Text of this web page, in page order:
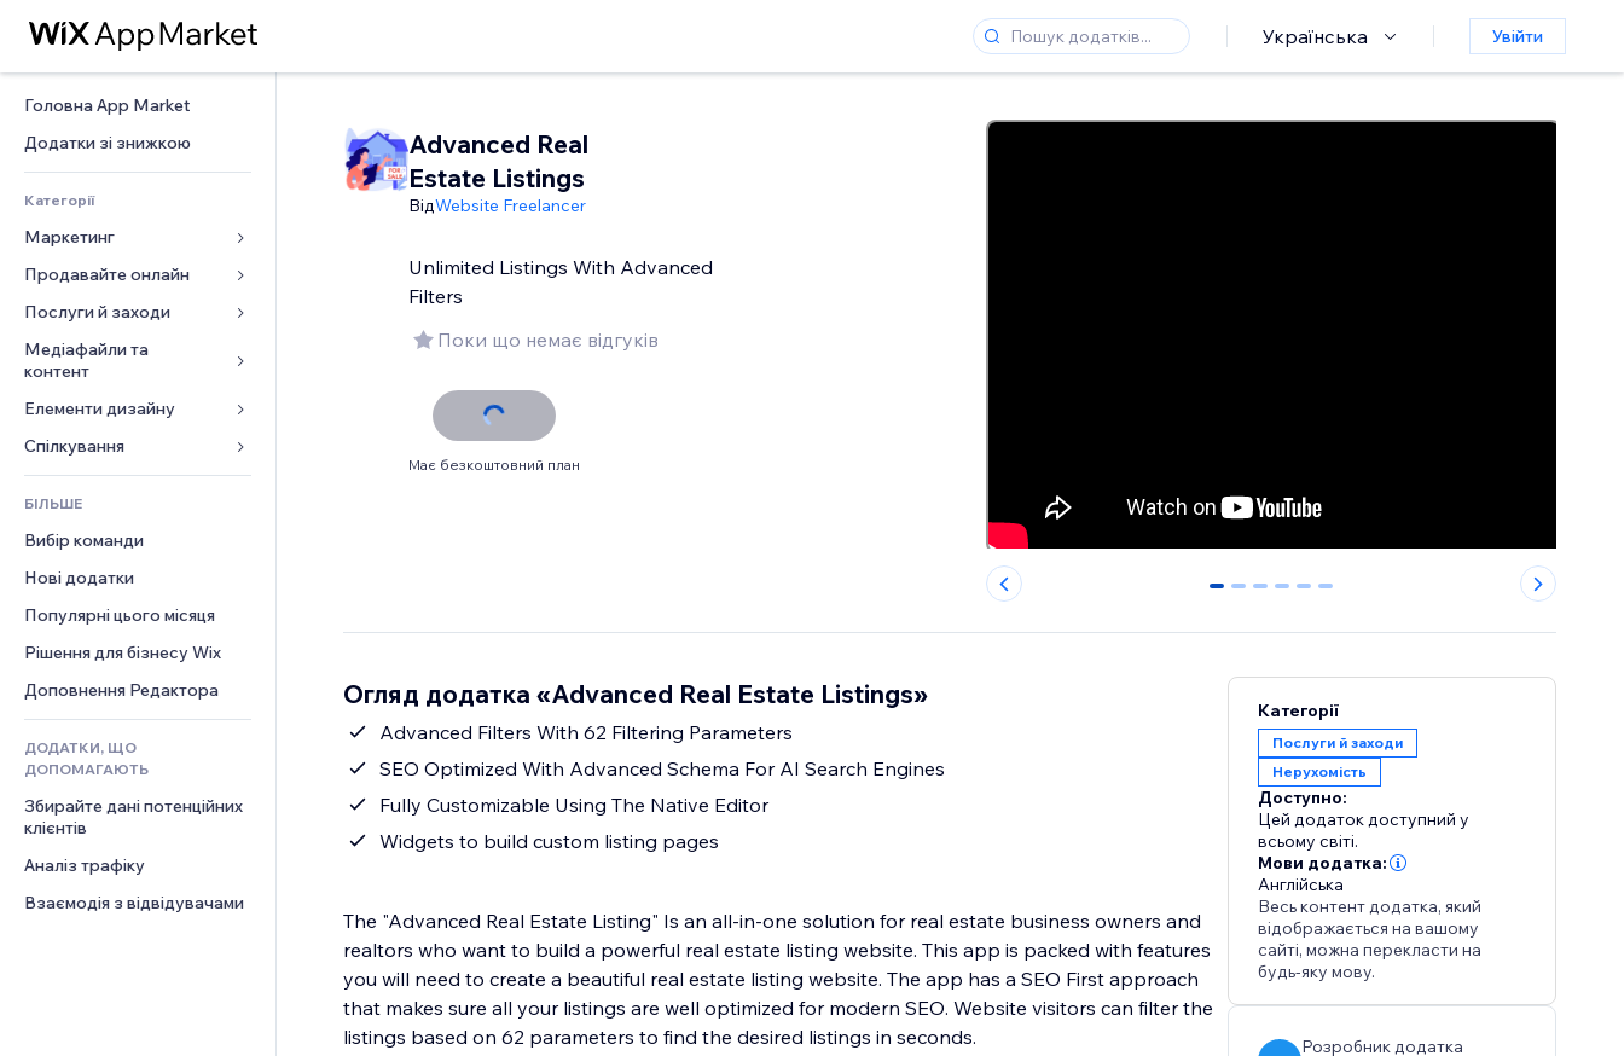
Українська Увійти
Головна App Market
Додатки зі знижкою
Категорії
Маркетинг
Реклама
Мобільний
Аналітика
Соцмережі
SEO
Залучення
Розміщення сайту
Ел. пошта
Конверсія
Продавайте онлайн
Додатки для магазинів
Надсилання та доставка
Кнопки продажу
Онлайн‑курси
Друк на замовлення
Бухгалтерський облік
Купони й лояльність
Рішення для складів
Дропшипінг
Тарифні плани й підписки
Краудфандинг
Їжа та напої
Послуги й заходи
Готелі
Заходи
Ресторани
Нерухомість
Медіафайли та
контент
Галерея
Музика
Подкасти
Фотографія
Відео
PDF
Обмін файлами
Новини
Елементи дизайну
Карти й навігація
Конфіденційність і безпека
Годинник
Шаблони сторінок
Ефекти зображення
Кнопки та меню
Банери та бейджі
Калькулятори
Пошук
Погода
Графіки й таблиці
Форми
Опитування
Чат
Коментарі
Телефон
Спільнота
Відгуки
CRM
БІЛЬШЕ
Вибір команди
Нові додатки
Популярні цього місяця
Рішення для бізнесу Wix
Доповнення Редактора
ДОДАТКИ, ЩО
ДОПОМАГАЮТЬ
Збирайте дані потенційних
клієнтів
Аналіз трафіку
Взаємодія з відвідувачами
Advanced Real
Estate Listings
ВідWebsite Freelancer
Unlimited Listings With Advanced
Filters
Поки що немає відгуків
Має безкоштовний план
0 1 2 3 4 5
Огляд додатка «Advanced Real Estate Listings»
Advanced Filters With 62 Filtering Parameters
SEO Optimized With Advanced Schema For AI Search Engines
Fully Customizable Using The Native Editor
Widgets to build custom listing pages
The "Advanced Real Estate Listing" Is an all-in-one solution for real estate business owners and
realtors who want to build a powerful real estate listing website. This app is packed with features
you will need to create a beautiful real estate listing website. The app has a SEO First approach
that makes sure all your listings are well optimized for modern SEO. Website visitors can filter the
listings based on 62 parameters to find the desired listings in seconds.
Категорії
Послуги й заходи
Нерухомість
Доступно:
Цей додаток доступний у
всьому світі.
Мови додатка:
Англійська
Весь контент додатка, який
відображається на вашому
сайті, можна перекласти на
будь-яку мову.
Розробник додатка